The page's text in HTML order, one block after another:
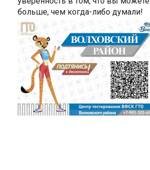
больше, чем когда-либо думали!